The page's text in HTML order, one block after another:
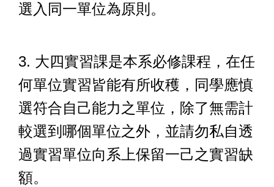
選入同一單位為原則。
3. 大四實習課是本系必修課程，在任
何單位實習皆能有所收穫，同學應慎
選符合自己能力之單位，除了無需計
較選到哪個單位之外，並請勿私自透
過實習單位向系上保留一己之實習缺
額。